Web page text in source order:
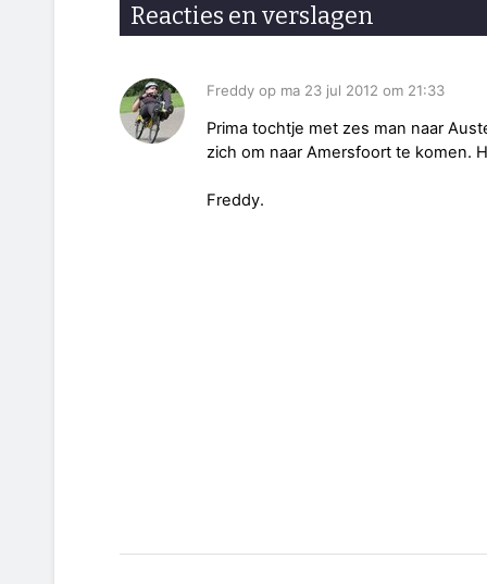
Reacties en verslagen
Freddy op ma 23 jul 2012 om 21:33
Prima tochtje met zes man naar
zich om naar Amersfoort te komen.
Freddy.